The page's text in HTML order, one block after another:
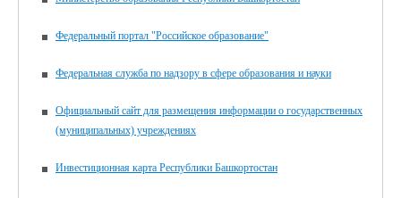
29 мая 2026 года – по учебному предмету «Труд
Желаем всем выпускникам успехов!!!
Федеральный портал "Российское образование"
Федеральная служба по надзору в сфере образования и науки
Официальный сайт для размещения информации о государственных
(муниципальных) учреждениях
Инвестиционная карта Республики Башкортостан